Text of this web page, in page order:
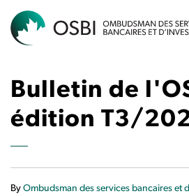
Bulletin de
édition T3/
By Ombudsman des services bancaires et